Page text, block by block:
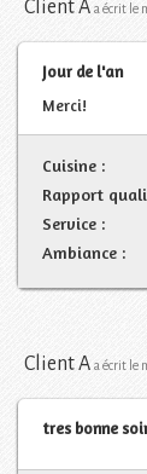
Client A a écrit le
Jour de l'an
Merci!
Cuisine :
Rapport
Service :
Ambiance :
Client A a écrit le
tres bonne